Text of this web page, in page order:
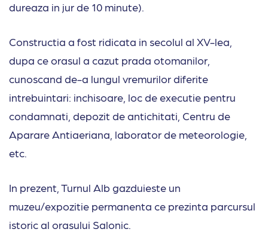
dureaza in jur de 10 minute).
Constructia a fost ridicata in secolul al XV-lea,
dupa ce orasul a cazut prada otomanilor,
cunoscand de-a lungul vremurilor diferite
intrebuintari: inchisoare, loc de executie pentru
condamnati, depozit de antichitati, Centru de
Aparare Antiaeriana, laborator de meteorologie,
etc.
In prezent, Turnul Alb gazduieste un
muzeu/expozitie permanenta ce prezinta parcursul
istoric al orasului Salonic.